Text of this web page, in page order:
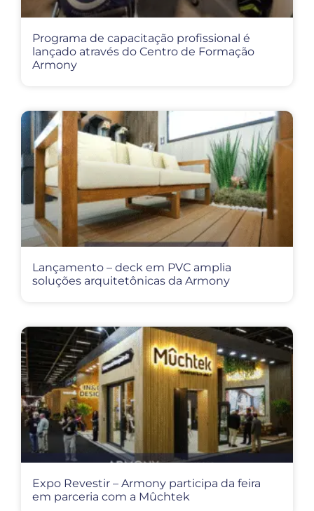
Programa de capacitação profissional é
lançado através do Centro de Formação
Armony
Lançamento – deck em PVC amplia
soluções arquitetônicas da Armony
Expo Revestir – Armony participa da feira
em parceria com a Mûchtek